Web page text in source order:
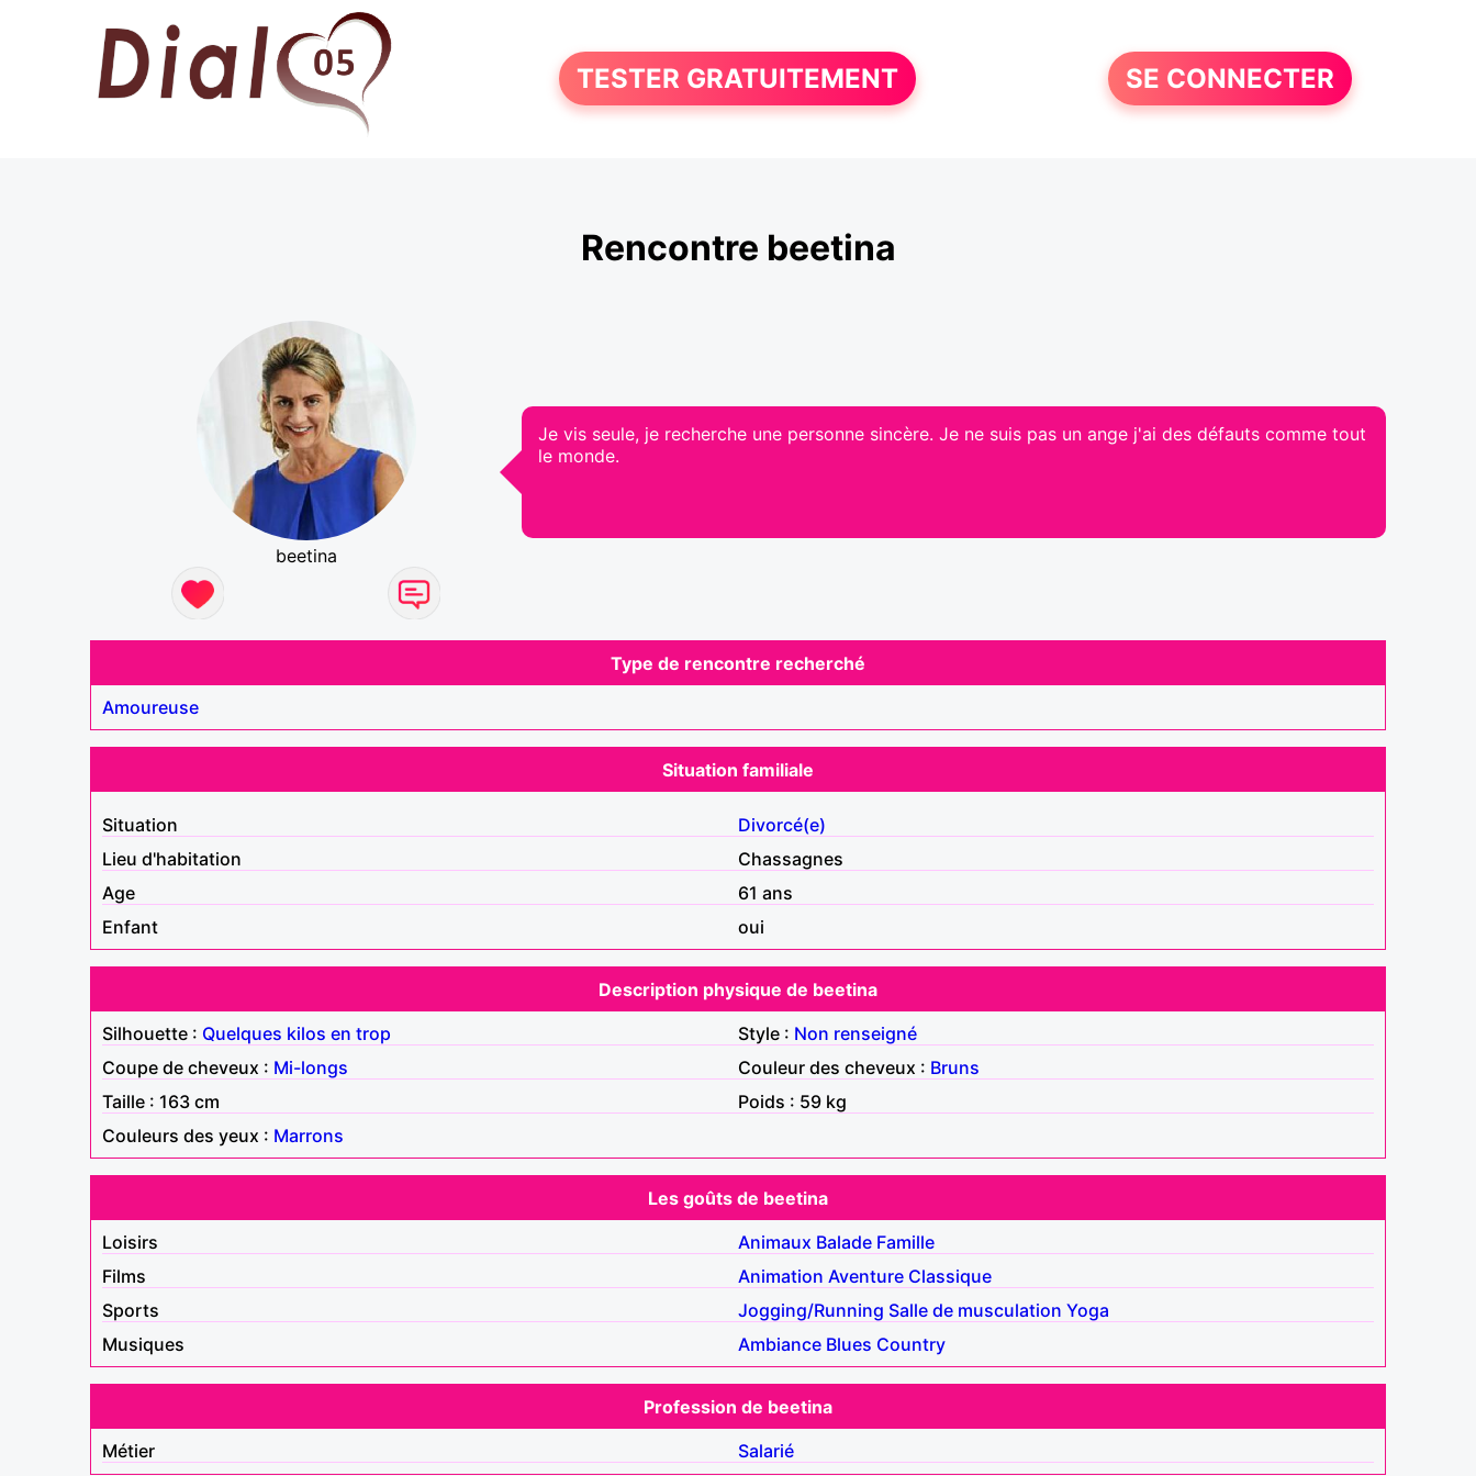
TESTER GRATUITEMENT SE CONNECTER
Rencontre beetina
beetina
Je vis seule, je recherche une personne sincère. Je ne suis pas un ange j'ai des défauts comme tout
le monde.
Type de rencontre recherché
Amoureuse
Situation familiale
Situation
Divorcé(e)
Lieu d'habitation
Chassagnes
Age
61 ans
Enfant
oui
Description physique de beetina
Silhouette : Quelques kilos en trop Style : Non renseigné
Coupe de cheveux : Mi-longs Couleur des cheveux : Bruns
Taille : 163 cm
Poids : 59 kg
Couleurs des yeux : Marrons
Les goûts de beetina
Loisirs
Animaux Balade Famille
Films
Animation Aventure Classique
Sports
Jogging/Running Salle de musculation Yoga
Musiques
Ambiance Blues Country
Profession de beetina
Métier
Salarié